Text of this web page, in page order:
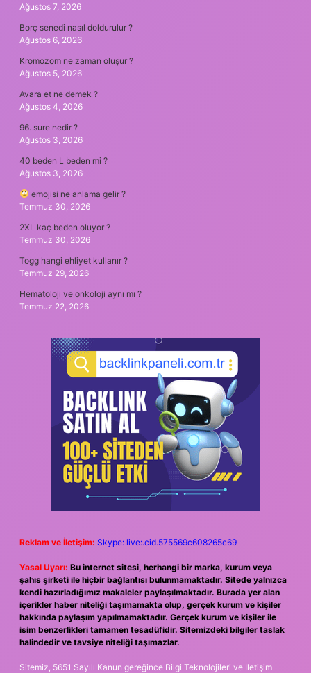
Ağustos 7, 2026
Borç senedi nasıl doldurulur ?
Ağustos 6, 2026
Kromozom ne zaman oluşur ?
Ağustos 5, 2026
Avara et ne demek ?
Ağustos 4, 2026
96. sure nedir ?
Ağustos 3, 2026
40 beden L beden mi ?
Ağustos 3, 2026
emojisi ne anlama gelir ?
Temmuz 30, 2026
2XL kaç beden oluyor ?
Temmuz 30, 2026
Togg hangi ehliyet kullanır ?
Temmuz 29, 2026
Hematoloji ve onkoloji aynı mı ?
Temmuz 22, 2026
Reklam ve İletişim: Skype: live:.cid.575569c608265c69
Yasal Uyarı: Bu internet sitesi, herhangi bir marka, kurum veya
şahıs şirketi ile hiçbir bağlantısı bulunmamaktadır. Sitede yalnızca
kendi hazırladığımız makaleler paylaşılmaktadır. Burada yer alan
içerikler haber niteliği taşımamakta olup, gerçek kurum ve kişiler
hakkında paylaşım yapılmamaktadır. Gerçek kurum ve kişiler ile
isim benzerlikleri tamamen tesadüfidir. Sitemizdeki bilgiler taslak
halindedir ve tavsiye niteliği taşımazlar.
Sitemiz, 5651 Sayılı Kanun gereğince Bilgi Teknolojileri ve İletişim